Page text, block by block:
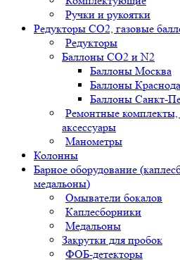
Ручки и рукоятки
Редукторы СО2, газовые
Редукторы
Баллоны СО2 и N2
Баллоны Москва
Баллоны
Баллоны Санкт-
Ремонтные
аксессуары
Манометры
Колонны
Барное оборудование
медальоны)
Омыватели бокалов
Каплесборники
Медальоны
Закрутки для пробок
ФОБ-детекторы